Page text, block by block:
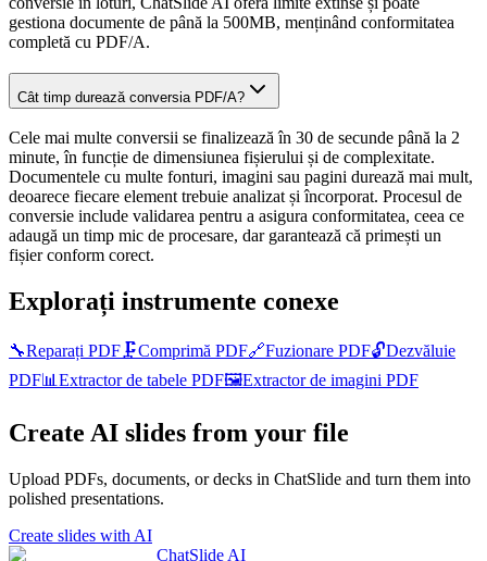
gestiona documente de până la 500MB, menținând conformitatea
completă cu PDF/A.
Cât timp durează conversia PDF/A?
Cele mai multe conversii se finalizează în 30 de secunde până la 2
minute, în funcție de dimensiunea fișierului și de complexitate.
Documentele cu multe fonturi, imagini sau pagini durează mai mult,
deoarece fiecare element trebuie analizat și încorporat. Procesul de
conversie include validarea pentru a asigura conformitatea, ceea ce
adaugă un timp mic de procesare, dar garantează că primești un
fișier conform corect.
Explorați instrumente conexe
🔧Reparați PDF🗜️Comprimă PDF🔗Fuzionare PDF🔓Dezvăluie
PDF📊 Extractor de tabele PDF🖼️Extractor de imagini PDF
Create AI slides from your file
Upload PDFs, documents, or decks in ChatSlide and turn them into
polished presentations.
Create slides with AI
ChatSlide AI